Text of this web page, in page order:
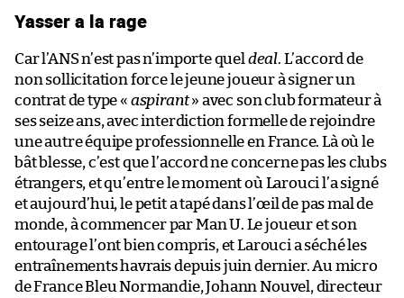
Yasser a la rage
Car l’ANS n’est pas n’importe quel deal. L’accord de
non sollicitation force le jeune joueur à signer un
contrat de type « aspirant» avec son club formateur à
ses seize ans, avec interdiction formelle de rejoindre
une autre équipe professionnelle en France. Là où le
bât blesse, c’est que l’accord ne concerne pas les clubs
étrangers, et qu’entre le moment où Larouci l’a signé
et aujourd’hui, le petit a tapé dans l’œil de pas mal de
monde, à commencer par Man U. Le joueur et son
entourage l’ont bien compris, et Larouci a séché les
entraînements havrais depuis juin dernier. Au micro
de France Bleu Normandie, Johann Nouvel, directeur